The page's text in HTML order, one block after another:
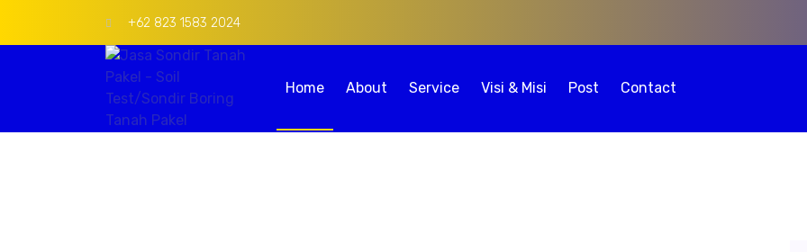
+62 823 1583 2024
Home About Service Visi & Misi Post Contact